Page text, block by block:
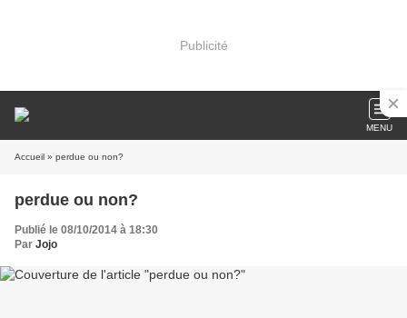
Publicité
MENU
Accueil » perdue ou non?
perdue ou non?
Publié le 08/10/2014 à 18:30
Par Jojo